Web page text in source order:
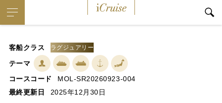
客船クラス ラグジュアリー
テーマ
コースコード
MOL-SR20260923-004
最終更新日
2025年12月30日